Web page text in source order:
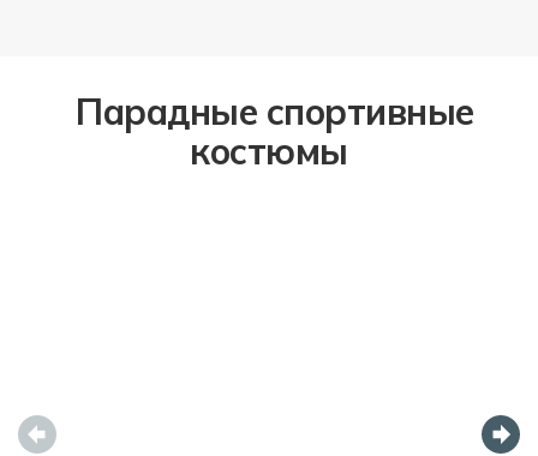
Парадные спортивные
костюмы